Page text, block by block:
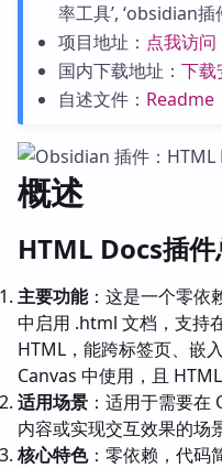
率工具’, ‘obsidian插
项目地址： 点我访问
国内下载地址： 下载
自述文件： Readme
概述
HTML Docs插
主要功能：这是一个零依
中启用 .html 文档，支持
HTML，能跨标签页、嵌
Canvas 中使用，且 HTML
适用场景 ：适用于需要
内容或实现交互效果的场景
核心特色：零依赖，代码